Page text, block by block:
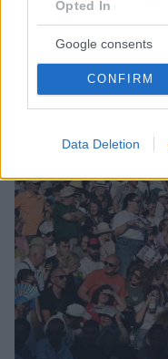
Opted In
Google consents
CONFIRM
Data Deletion